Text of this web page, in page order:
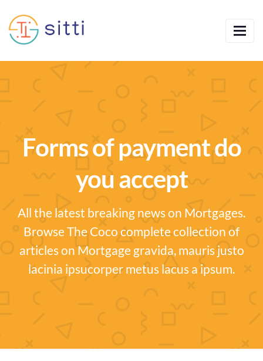
Forms of payment do
you accept
All the latest breaking news on Mortgages.
Browse The Coco complete collection of
articles on Mortgage gravida, mauris justo
lacinia ipsucorper metus lacus a ipsum.